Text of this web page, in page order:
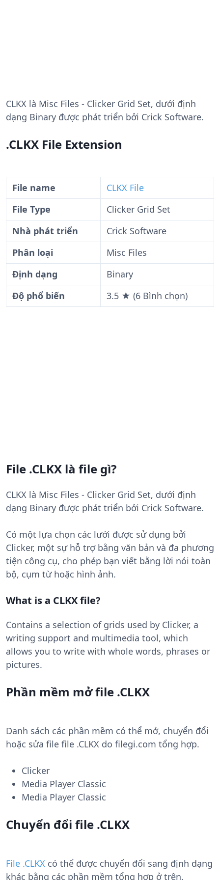
CLKX là Misc Files - Clicker Grid Set, dưới định
dạng Binary được phát triển bởi Crick Software.
.CLKX File Extension
File name
CLKX File
File Type
Clicker Grid Set
Nhà phát triển
Crick Software
Phân loại
Misc Files
Định dạng
Binary
Độ phổ biến
3.5 ★ (6 Bình chọn)
File .CLKX là file gì?
CLKX là Misc Files - Clicker Grid Set, dưới định
dạng Binary được phát triển bởi Crick Software.
Có một lựa chọn các lưới được sử dụng bởi
Clicker, một sự hỗ trợ bằng văn bản và đa phương
tiện công cụ, cho phép bạn viết bằng lời nói toàn
bộ, cụm từ hoặc hình ảnh.
What is a CLKX file?
Contains a selection of grids used by Clicker, a
writing support and multimedia tool, which
allows you to write with whole words, phrases or
pictures.
Phần mềm mở file .CLKX
Danh sách các phần mềm có thể mở, chuyển đổi
hoặc sửa file file .CLKX do filegi.com tổng hợp.
Clicker
Media Player Classic
Media Player Classic
Chuyển đổi file .CLKX
File .CLKX có thể được chuyển đổi sang định dạng
khác bằng các phần mềm tổng hợp ở trên.